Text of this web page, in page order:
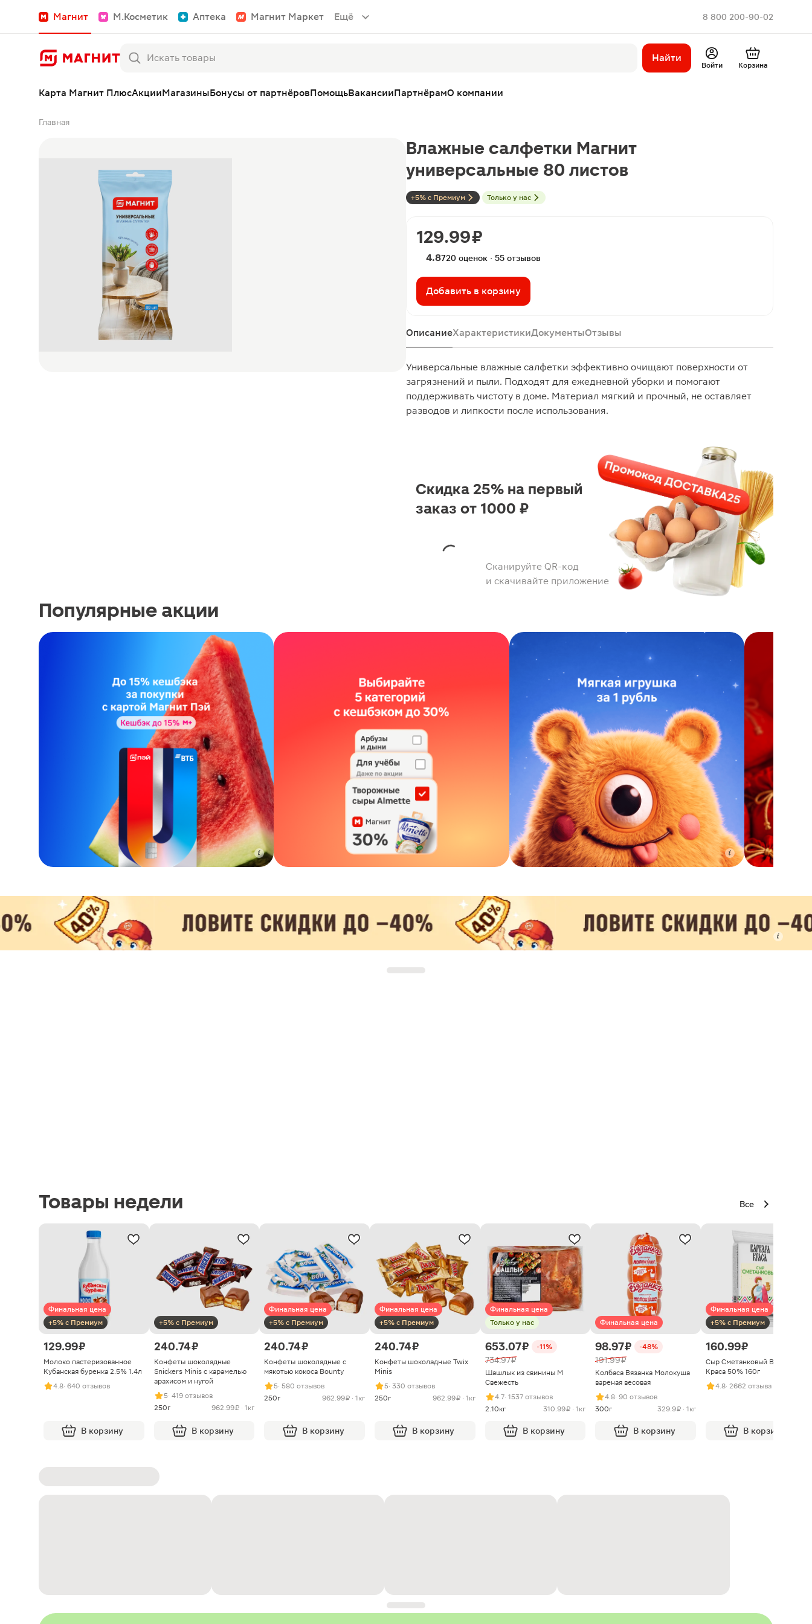
Магнит М.Косметик Аптека Магнит Маркет Ещё 8 800 200-90-02
Найти
Войти Корзина
Карта Магнит ПлюсАкцииМагазиныБонусы от партнёровПомощьВакансииПартнёрамО компании
Главная
+5% с Премиум Только у нас
Влажные салфетки Магнит
универсальные 80 листов
129.99 ₽
4.8720 оценок · 55 отзывов
Добавить в корзину
ОписаниеХарактеристикиДокументыОтзывы
Универсальные влажные салфетки эффективно очищают поверхности от
загрязнений и пыли. Подходят для ежедневной уборки и помогают
поддерживать чистоту в доме. Материал мягкий и прочный, не оставляет
разводов и липкости после использования.
Сканируйте QR-код
и скачивайте приложение
Скидка 25% на первый
заказ от 1000 ₽
Популярные акции
Товары недели Все
Финальная цена
+5% с Премиум
129.99 ₽
Молоко пастеризованное
Кубанская буренка 2.5% 1.4л
4.8· 640 отзывов
В корзину
+5% с Премиум
240.74 ₽
Конфеты шоколадные
Snickers Minis с карамелью
арахисом и нугой
5· 419 отзывов
250г
962.99 ₽ · 1кг
В корзину
Финальная цена
+5% с Премиум
240.74 ₽
Конфеты шоколадные с
мякотью кокоса Bounty
5· 580 отзывов
250г
962.99 ₽ · 1кг
В корзину
Финальная цена
+5% с Премиум
240.74 ₽
Конфеты шоколадные Twix
Minis
5· 330 отзывов
250г
962.99 ₽ · 1кг
В корзину
Финальная цена
Только у нас
653.07 ₽ -11%
734.97 ₽
Шашлык из свинины М
Свежесть
4.7· 1537 отзывов
2.10кг
310.99 ₽ · 1кг
В корзину
Финальная цена
98.97 ₽ -48%
191.99 ₽
Колбаса Вязанка Молокуша
вареная весовая
4.8· 90 отзывов
300г
329.9 ₽ · 1кг
В корзину
Финальная цена
+5% с Премиум
160.99 ₽
Сыр Сметанковый Варвара
Краса 50% 160г
4.8· 2662 отзыва
В корзину